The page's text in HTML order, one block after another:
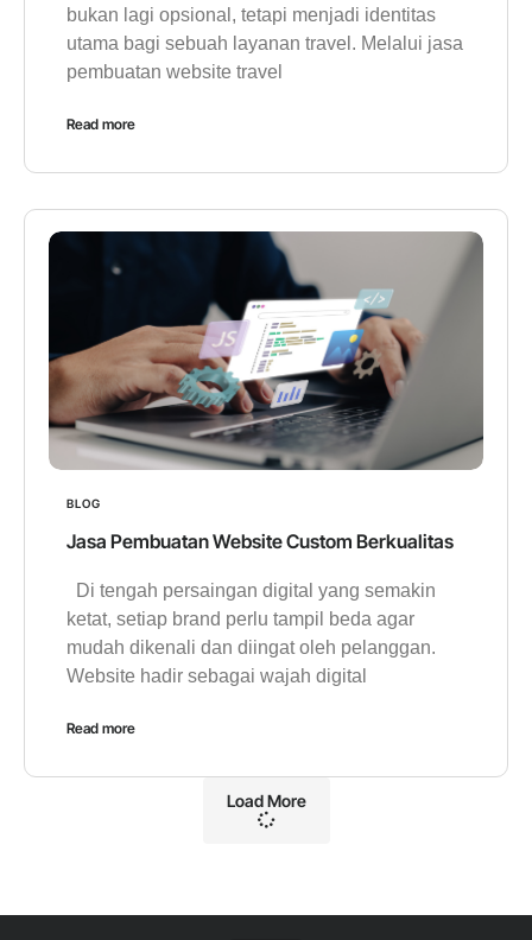
bukan lagi opsional, tetapi menjadi identitas
utama bagi sebuah layanan travel. Melalui jasa
pembuatan website travel
Read more
BLOG
Jasa Pembuatan Website Custom Berkualitas
Di tengah persaingan digital yang semakin
ketat, setiap brand perlu tampil beda agar
mudah dikenali dan diingat oleh pelanggan.
Website hadir sebagai wajah digital
Read more
Load More